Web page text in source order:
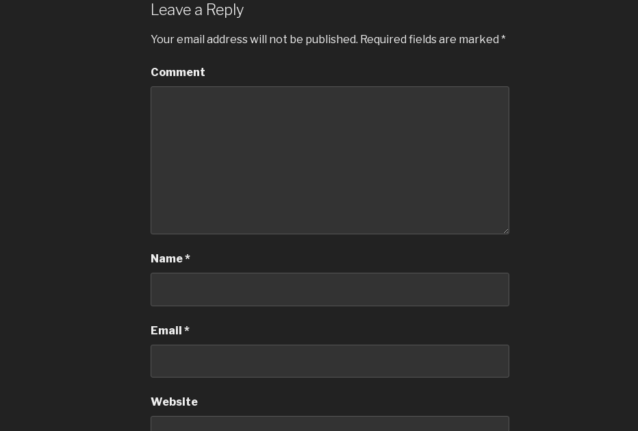
Leave a Reply
Your email address will not be published. Required fields are marked *
Comment
Name*
Email *
Website